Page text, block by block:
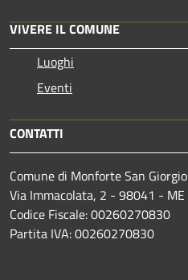
VIVERE IL COMUNE
Luoghi
Eventi
CONTATTI
Comune di Monforte San Giorgio
Via Immacolata, 2 - 98041 - ME
Codice Fiscale: 00260270830
Partita IVA: 00260270830